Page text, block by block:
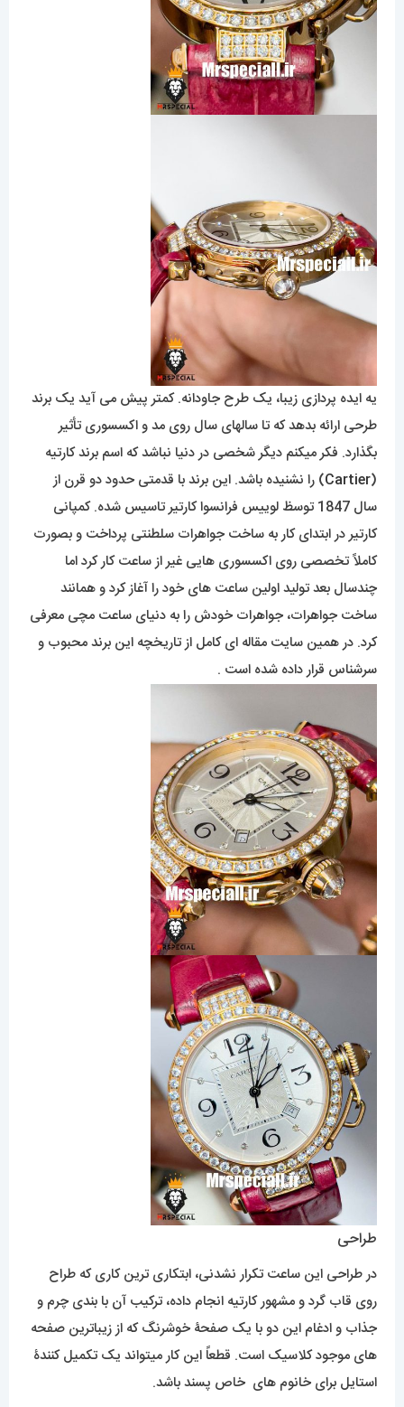
یه ایده پردازی زیبا، یک طرح جاودانه. کمتر پیش می آید یک برند
طرحی ارائه بدهد که تا سالهای سال روی مد و اکسسوری تأثیر
بگذارد. فکر میکنم دیگر شخصی در دنیا نباشد که اسم برند کارتیه
(
Cartier) را نشنیده باشد. این برند با قدمتی حدود دو قرن از
سال 1847 توسظ لوییس فرانسوا کارتیر تاسیس شده. کمپانی
کارتیر در ابتدای کار به ساخت جواهرات سلطنتی پرداخت و بصورت
کاملاً تخصصی روی اکسسوری هایی غیر از ساعت کار کرد اما
چندسال بعد تولید اولین ساعت های خود را آغاز کرد و همانند
ساخت جواهرات، جواهرات خودش را به دنیای ساعت مچی معرفی
کرد. در همین سایت مقاله ای کامل از تاریخچه این برند محبوب و
سرشناس قرار داده شده است .
طراحی
در طراحی این ساعت تکرار نشدنی، ابتکاری ترین کاری که طراح
روی قاب گرد و مشهور کارتیه انجام داده، ترکیب آن با بندی چرم و
جذاب و ادغام این دو با یک صفحۀ خوشرنگ که از زیباترین صفحه
های موجود کلاسیک است. قطعاً این کار میتواند یک تکمیل کنندۀ
استایل برای خانوم های خاص پسند باشد.